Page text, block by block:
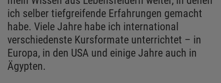
ich selber tiefgreifende Erfahrungen gemacht
habe. Viele Jahre habe ich international
verschiedenste Kursformate unterrichtet – in
Europa, in den USA und einige Jahre auch in
Ägypten.